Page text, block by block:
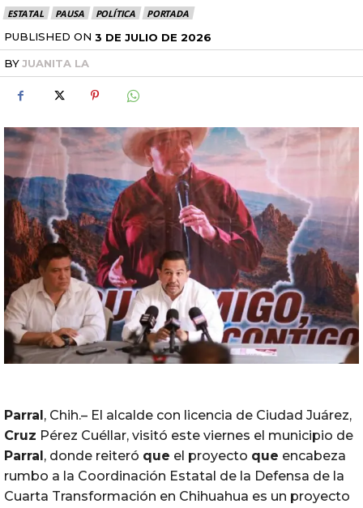
ESTATAL PAUSA POLÍTICA PORTADA
PUBLISHED ON 3 DE JULIO DE 2026
BYJUANITA LA
Parral, Chih.– El alcalde con licencia de Ciudad Juárez,
Cruz Pérez Cuéllar, visitó este viernes el municipio de
Parral, donde reiteró que el proyecto que encabeza
rumbo a la Coordinación Estatal de la Defensa de la
Cuarta Transformación en Chihuahua es un proyecto